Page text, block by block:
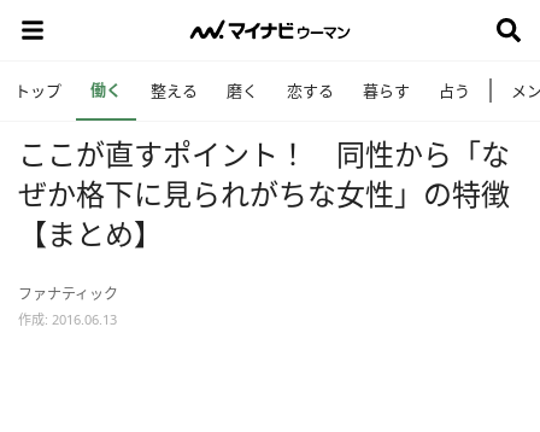
トップ 働く 整える 磨く 恋する 暮らす 占う メ
ここが直すポイント！ 同性から「な
ぜか格下に見られがちな女性」の特徴
【まとめ】
ファナティック
作成: 2016.06.13